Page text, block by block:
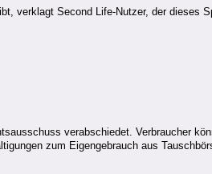
verklagt Second Life-Nutzer, der dieses
verabschiedet. Verbraucher
zum Eigengebrauch aus